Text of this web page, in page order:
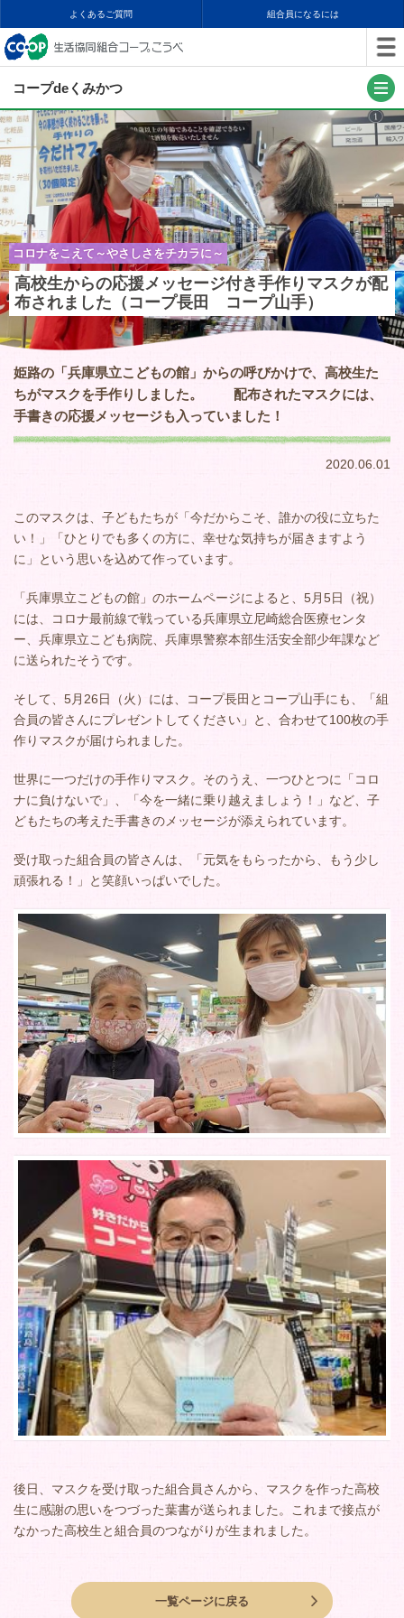
よくあるご質問 組合員になるには
コープdeくみかつ
コロナをこえて～やさしさをチカラに～
高校生からの応援メッセージ付き手作りマスクが配
布されました（コープ長田 コープ山手）
姫路の「兵庫県立こどもの館」からの呼びかけで、高校生た
ちがマスクを手作りしました。 配布されたマスクには、
手書きの応援メッセージも入っていました！
2020.06.01
このマスクは、子どもたちが「今だからこそ、誰かの役に立ちた
い！」「ひとりでも多くの方に、幸せな気持ちが届きますよう
に」という思いを込めて作っています。
「兵庫県立こどもの館」のホームページによると、5月5日（祝）
には、コロナ最前線で戦っている兵庫県立尼崎総合医療センタ
ー、兵庫県立こども病院、兵庫県警察本部生活安全部少年課など
に送られたそうです。
そして、5月26日（火）には、コープ長田とコープ山手にも、「組
合員の皆さんにプレゼントしてください」と、合わせて100枚の手
作りマスクが届けられました。
世界に一つだけの手作りマスク。そのうえ、一つひとつに「コロ
ナに負けないで」、「今を一緒に乗り越えましょう！」など、子
どもたちの考えた手書きのメッセージが添えられています。
受け取った組合員の皆さんは、「元気をもらったから、もう少し
頑張れる！」と笑顔いっぱいでした。
後日、マスクを受け取った組合員さんから、マスクを作った高校
生に感謝の思いをつづった葉書が送られました。これまで接点が
なかった高校生と組合員のつながりが生まれました。
一覧ページに戻る